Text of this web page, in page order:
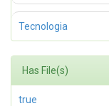
Tecnologia
Has File(s)
true